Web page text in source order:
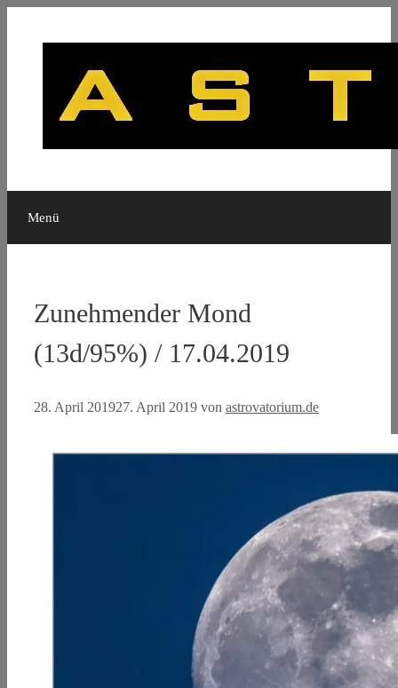
Menü
Zunehmender Mond
(13d/95%) / 17.04.2019
28. April 201927. April 2019 von astrovatorium.de